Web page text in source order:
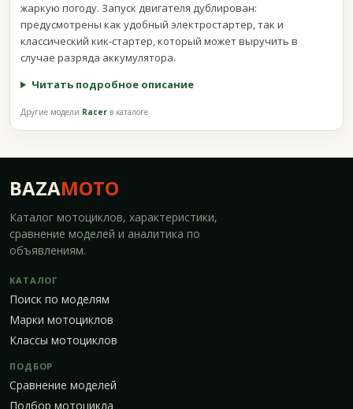
жаркую погоду. Запуск двигателя дублирован:
предусмотрены как удобный электростартер, так и
классический кик-стартер, который может выручить в
случае разряда аккумулятора.
Читать подробное описание
Другие модели Racer в каталоге
BAZAMOTO
Каталог мотоциклов, характеристики,
сравнение моделей и аналитика по
объявлениям.
КАТАЛОГ
Поиск по моделям
Марки мотоциклов
Классы мотоциклов
ПОДБОР
Сравнение моделей
Подбор мотоцикла